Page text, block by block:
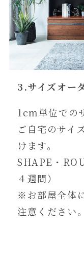
3.サイズオー
1cm単位での
ご自宅のサイ
けます。
SHAPE・
４週間）
※お部屋全体
注意ください。